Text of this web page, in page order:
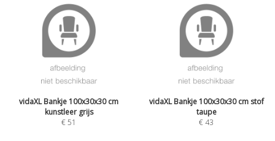
vidaXL Bankje 100x30x30 cm
kunstleer grijs
€51
vidaXL Bankje 100x30x30 cm stof
taupe
€43